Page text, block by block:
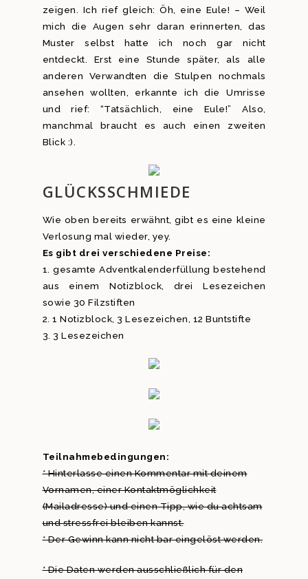
zeigen. Ich rief gleich: Öh, eine Eule! – Weil
mich die Augen sehr daran erinnerten, das
Muster selbst hatte ich noch gar nicht
entdeckt. Erst eine Stunde später, als alle
anderen Verwandten die Stulpen nochmals
ansehen wollten, erkannte ich die Umrisse
und rief: “Tatsächlich, eine Eule!” Also,
manchmal braucht es auch einen zweiten
Blick :).
GLÜCKSSCHMIEDE
Wie oben bereits erwähnt, gibt es eine kleine
Verlosung mal wieder, yey.
Es gibt drei verschiedene Preise:
1. gesamte Adventkalenderfüllung bestehend
aus einem Notizblock, drei Lesezeichen
sowie 30 Filzstiften
2. 1 Notizblock, 3 Lesezeichen, 12 Buntstifte
3. 3 Lesezeichen
Teilnahmebedingungen:
* Hinterlasse einen Kommentar mit deinem
Vornamen, einer Kontaktmöglichkeit
(Mailadresse) und einen Tipp, wie du achtsam
und stressfrei bleiben kannst.
* Der Gewinn kann nicht bar eingelöst werden.
* Die Daten werden ausschließlich für den